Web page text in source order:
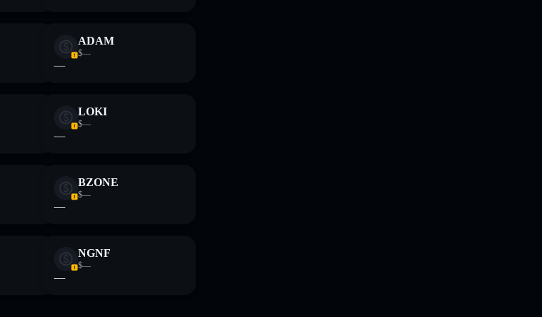
ADAM
$—
—
LOKI
$—
—
BZONE
$—
—
NGNF
$—
—